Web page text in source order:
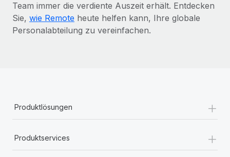
Team immer die verdiente Auszeit erhält. Entdecken
Sie, wie Remote heute helfen kann, Ihre globale
Personalabteilung zu vereinfachen.
Produktlösungen +
Produktservices +